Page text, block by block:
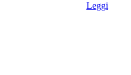
Leggi